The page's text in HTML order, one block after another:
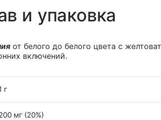
и упаковка
от белого до белого цвета с
включений.
г
мг (20%)